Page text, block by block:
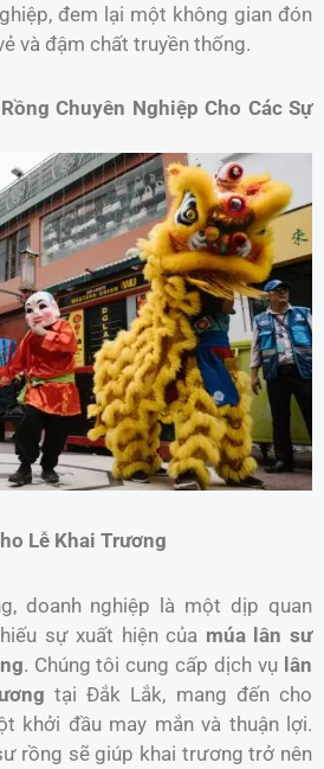
đem lại một không gian đón
và đậm chất truyền thống.
Chuyên Nghiệp Cho Các Sự
Lễ Khai Trương
doanh nghiệp là một dịp quan
sự xuất hiện của múa lân sư
. Chúng tôi cung cấp dịch vụ lân
tại Đắk Lắk, mang đến cho
khởi đầu may mắn và thuận lợi.
rồng sẽ giúp khai trương trở nên